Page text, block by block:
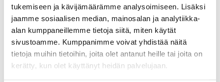
tukemiseen ja kävijämäärämme analysoimiseen. Lisäksi
jaamme sosiaalisen median, mainosalan ja analytiikka-
alan kumppaneillemme tietoja siitä, miten käytät
sivustoamme. Kumppanimme voivat yhdistää näitä
tietoja muihin tietoihin, joita olet antanut heille tai joita on
kerätty, kun olet käyttänyt heidän palvelujaan.